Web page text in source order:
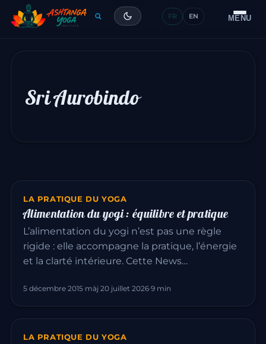
MENU
Formation
Contact
FR EN
Sri Aurobindo
LA PRATIQUE DU YOGA
Alimentation du yogi : équilibre et pratique
L’alimentation du yogi n’est pas une règle
rigide : elle accompagne la pratique, l’énergie
et la clarté intérieure. Cette News…
5 décembre 2015·màj 20 juillet 2026·9 min
LA PRATIQUE DU YOGA